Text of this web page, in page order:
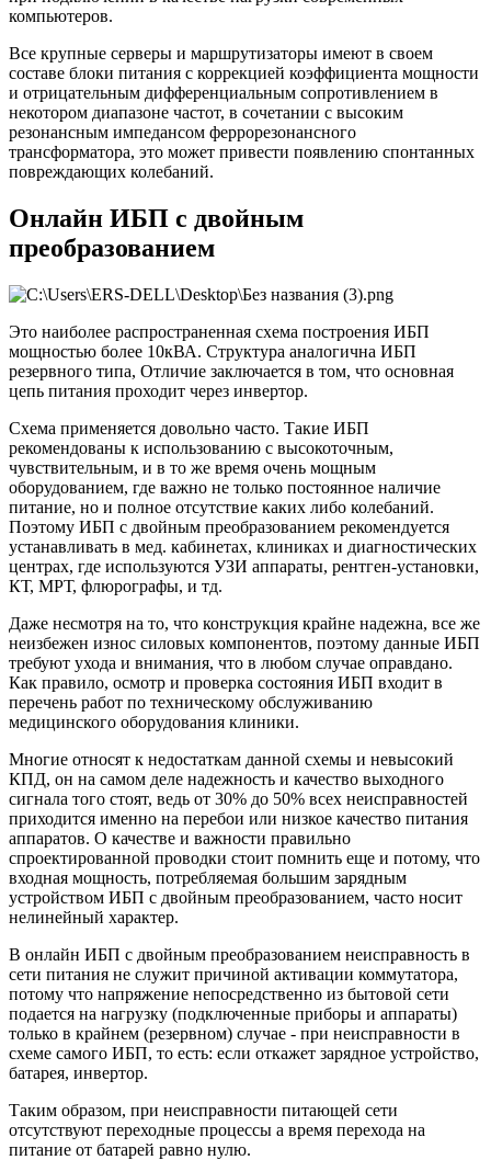
компьютеров.
Все крупные серверы и маршрутизаторы имеют в своем
составе блоки питания с коррекцией коэффициента мощности
и отрицательным дифференциальным сопротивлением в
некотором диапазоне частот, в сочетании с высоким
резонансным импедансом феррорезонансного
трансформатора, это может привести появлению спонтанных
повреждающих колебаний.
Онлайн ИБП с двойным
преобразованием
Это наиболее распространенная схема построения ИБП
мощностью более 10кВА. Структура аналогична ИБП
резервного типа, Отличие заключается в том, что основная
цепь питания проходит через инвертор.
Схема применяется довольно часто. Такие ИБП
рекомендованы к использованию с высокоточным,
чувствительным, и в то же время очень мощным
оборудованием, где важно не только постоянное наличие
питание, но и полное отсутствие каких либо колебаний.
Поэтому ИБП с двойным преобразованием рекомендуется
устанавливать в мед. кабинетах, клиниках и диагностических
центрах, где используются УЗИ аппараты, рентген-установки,
КТ, МРТ, флюрографы, и тд.
Даже несмотря на то, что конструкция крайне надежна, все же
неизбежен износ силовых компонентов, поэтому данные ИБП
требуют ухода и внимания, что в любом случае оправдано.
Как правило, осмотр и проверка состояния ИБП входит в
перечень работ по техническому обслуживанию
медицинского оборудования клиники.
Многие относят к недостаткам данной схемы и невысокий
КПД, он на самом деле надежность и качество выходного
сигнала того стоят, ведь от 30% до 50% всех неисправностей
приходится именно на перебои или низкое качество питания
аппаратов. О качестве и важности правильно
спроектированной проводки стоит помнить еще и потому, что
входная мощность, потребляемая большим зарядным
устройством ИБП с двойным преобразованием, часто носит
нелинейный характер.
В онлайн ИБП с двойным преобразованием неисправность в
сети питания не служит причиной активации коммутатора,
потому что напряжение непосредственно из бытовой сети
подается на нагрузку (подключенные приборы и аппараты)
только в крайнем (резервном) случае - при неисправности в
схеме самого ИБП, то есть: если откажет зарядное устройство,
батарея, инвертор.
Таким образом, при неисправности питающей сети
отсутствуют переходные процессы а время перехода на
питание от батарей равно нулю.